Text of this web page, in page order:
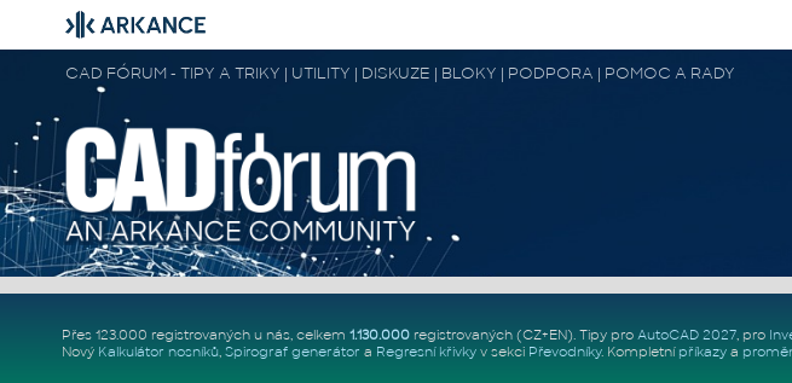
CAD FÓRUM - TIPY A TRIKY | UTILITY | DISKUZE | BLOKY | PODPORA | POMOC A RADY
Přes 123.000 registrovaných u nás, celkem 1.130.000registrovaných (CZ+EN). Tipy pro AutoCAD 2027, pro
Nový Kalkulátor nosníků, Spirograf generátor a Regresní křivkyv sekci Převodníky. Kompletní příkazya